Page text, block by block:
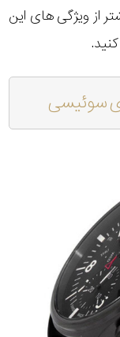
از ویژگی های این
کنید.
سوئیسی